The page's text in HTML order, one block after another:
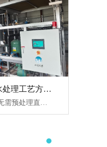
切削液废水处理工艺方案-成本节省超80%！